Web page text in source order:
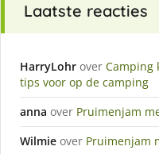
Laatste reacties
HarryLohr over Camping
tips voor op de camping
anna over Pruimenjam
Wilmie over Pruimenjam